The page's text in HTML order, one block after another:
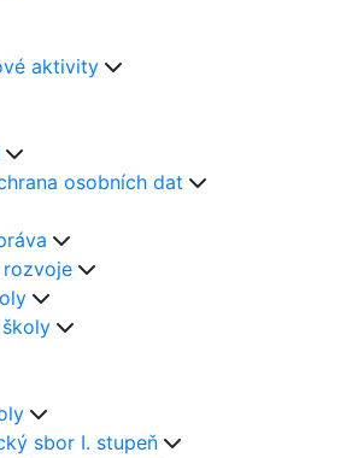
aktivity
osobních dat
rozvoje
sbor I. stupeň